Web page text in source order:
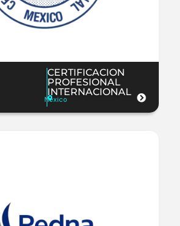
CERTIFICACION
PROFESIONAL
INTERNACIONAL
Mexico